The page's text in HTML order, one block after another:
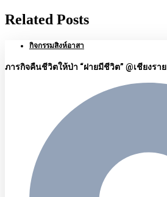
Related Posts
กิจกรรมสิงห์อาสา
ภารกิจคืนชีวิตให้ป่า “ฝายมีชีวิต” @เชียงราย